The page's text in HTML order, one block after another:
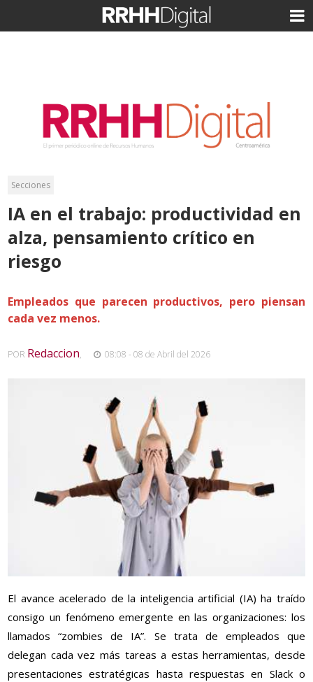
Secciones
IA en el trabajo: productividad en
alza, pensamiento crítico en
riesgo
Empleados que parecen productivos, pero piensan
cada vez menos.
POR Redaccion, 08:08 - 08 de Abril del 2026
El avance acelerado de la inteligencia artificial (IA) ha traído
consigo un fenómeno emergente en las organizaciones: los
llamados “zombies de IA”. Se trata de empleados que
delegan cada vez más tareas a estas herramientas, desde
presentaciones estratégicas hasta respuestas en Slack o